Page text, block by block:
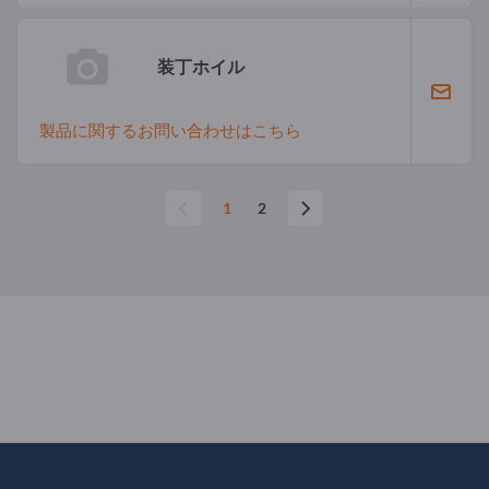
装丁ホイル
製品に関するお問い合わせはこちら
1 2